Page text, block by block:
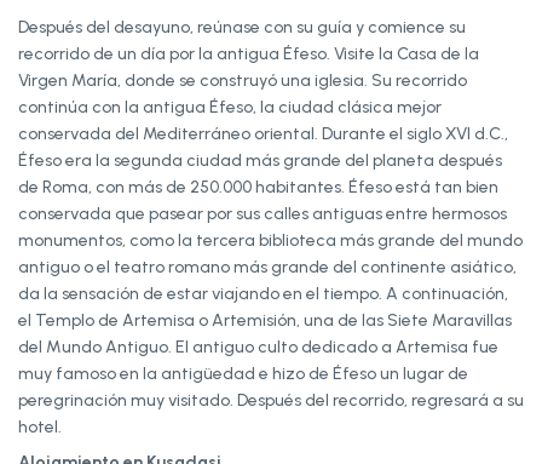
Después del desayuno, reúnase con su guía y comience su
recorrido de un día por la antigua Éfeso. Visite la Casa de la
Virgen María, donde se construyó una iglesia. Su recorrido
continúa con la antigua Éfeso, la ciudad clásica mejor
conservada del Mediterráneo oriental. Durante el siglo XVI d.C.,
Éfeso era la segunda ciudad más grande del planeta después
de Roma, con más de 250.000 habitantes. Éfeso está tan bien
conservada que pasear por sus calles antiguas entre hermosos
monumentos, como la tercera biblioteca más grande del mundo
antiguo o el teatro romano más grande del continente asiático,
da la sensación de estar viajando en el tiempo. A continuación,
el Templo de Artemisa o Artemisión, una de las Siete Maravillas
del Mundo Antiguo. El antiguo culto dedicado a Artemisa fue
muy famoso en la antigüedad e hizo de Éfeso un lugar de
peregrinación muy visitado. Después del recorrido, regresará a su
hotel.